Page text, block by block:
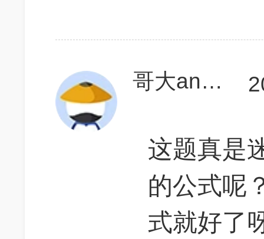
哥大annylu
这题真是
的公式呢
式就好了